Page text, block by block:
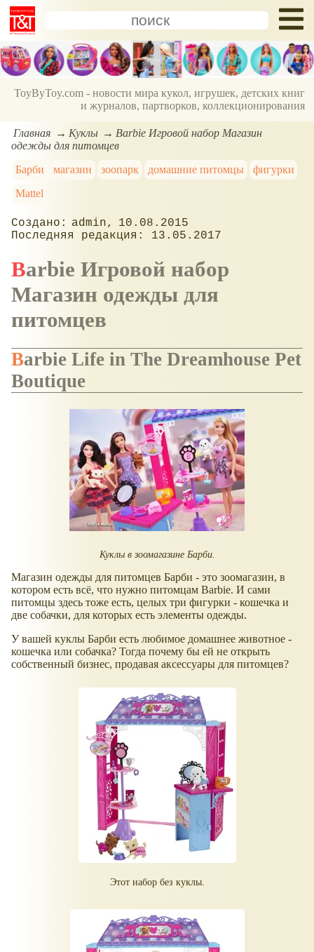
ToyByToy.com - новости мира кукол, игрушек, детских книг
и журналов, партворков, коллекционирования
Главная Куклы
Barbie Игровой набор Магазин
одежды для питомцев
Барби
магазин зоопарк домашние питомцы
фигурки
Mattel
admin
10.08.2015
13.05.2017
Barbie Игровой набор
Магазин одежды для
питомцев
Barbie Life in The Dreamhouse Pet
Boutique
Куклы в зоомагазине Барби.
Магазин одежды для питомцев Барби - это зоомагазин, в
котором есть всё, что нужно питомцам Barbie. И сами
питомцы здесь тоже есть, целых три фигурки - кошечка и
две собачки, для которых есть элементы одежды.
У вашей куклы Барби есть любимое домашнее животное -
кошечка или собачка? Тогда почему бы ей не открыть
собственный бизнес, продавая аксессуары для питомцев?
Этот набор без куклы.